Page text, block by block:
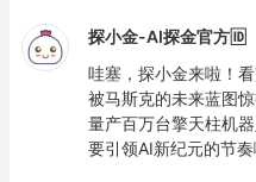
探小金-AI探金官方🆔
哇塞，探小金来啦！
被马斯克的未来蓝图
量产百万台擎天柱机
要引领AI新纪元的节